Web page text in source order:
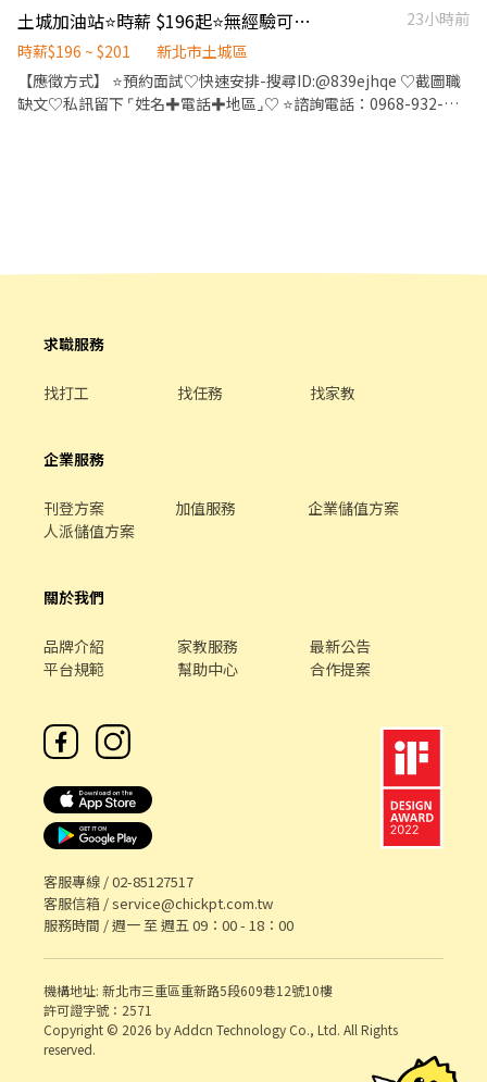
門市支援 🌙🌙夜班說明🌙🌙 工作型態：為每日跑點約3–10家門市，
跑點距離約16km內 需可配合(早班/晚班)擇一於門市安排受訓 🔔需
有機車&駕照🔔 ⸻ ✅工作時間： 🔹早班：07:00-12:00、07:30-
12:30、08:00-13:00、08:30-13:30 🔹晚班：17:30-22:30、17:30-
━━━━━━━━━━━━ 📩 【火速卡位應徵流程】 ➊ 點擊填寫
欄位（身分證/詳細地址）錄取前皆可先不填！ ➋加入留言： 👉
員」💥
土城加油站⭐時薪 $196起⭐無經驗可⭐兼職打工⭐有人教⭐經自CC
23小時前
時薪$196 ~ $201
新北市土城區
【應徵方式】 ⭐預約面試♡快速安排-搜尋ID:@839ejhqe ♡截圖職
缺文♡私訊留下 ⌜姓名✚電話✚地區⌟♡ ⭐諮詢電話：0968-932-
$5 夜班合計：時薪 $201 📌 應徵夜班者，需先於日班或中班實習1～
3個月，實際時間將依個人學習進度及工作表現評估。 📆【休假制
求職服務
找打工 找任務 找家教
企業服務
刊登方案 加值服務
企業儲值方案
人派儲值方案
關於我們
品牌介紹 家教服務
最新公告
平台規範
幫助中心 合作提案
客服專線 /02-85127517
客服信箱 /service@chickpt.com.tw
服務時間 / 週一 至 週五 09：00 - 18：00
機構地址: 新北市三重區重新路5段609巷12號10樓
許可證字號：2571
Copyright © 2026 by Addcn Technology Co., Ltd. All Rights
reserved.